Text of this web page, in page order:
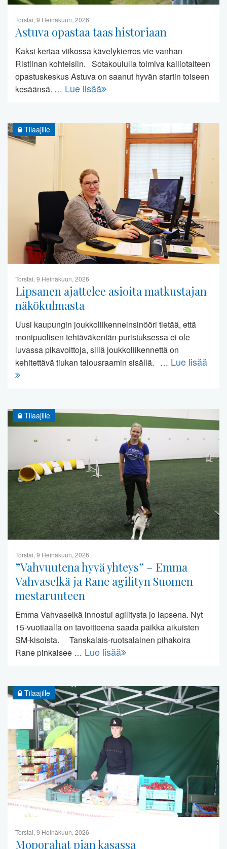
Torstai, 9 Heinäkuun, 2026
Astuva opastaa taas historiaan
Kaksi kertaa viikossa kävelykierros vie vanhan
Ristiinan kohteisiin. Sotakoululla toimiva kalliotaiteen
opastuskeskus Astuva on saanut hyvän startin toiseen
kesäänsä. … Lue lisää
Tilaajille
Torstai, 9 Heinäkuun, 2026
Lipsanen ajattelee asioita matkustajan
näkökulmasta
Uusi kaupungin joukkoliikenneinsinööri tietää, että
monipuolisen tehtäväkentän puristuksessa ei ole
luvassa pikavoittoja, sillä joukkoliikennettä on
kehitettävä tiukan talousraamin sisällä. … Lue lisää
Tilaajille
Torstai, 9 Heinäkuun, 2026
”Vahvuutena hyvä yhteys” – Emma
Vahvaselkä ja Rane agilityn Suomen
mestaruuteen
Emma Vahvaselkä innostui agilitysta jo lapsena. Nyt
15-vuotiaalla on tavoitteena saada paikka aikuisten
SM-kisoista. Tanskalais-ruotsalainen pihakoira
Rane pinkaisee … Lue lisää
Tilaajille
Torstai, 9 Heinäkuun, 2026
Moporahat pian kasassa